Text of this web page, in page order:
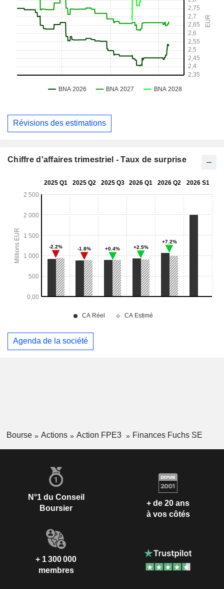
Révisions des estimations
Chiffre d'affaires trimestriel - Taux de surprise
Agenda de la société
Bourse Actions Action FPE3 Finances Fuchs SE
N°1 du Conseil
Boursier
+ de 20 ans
à vos côtés
+ 1 300 000
membres